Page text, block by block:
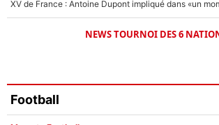
NEWS TOURNOI DES 6
Football